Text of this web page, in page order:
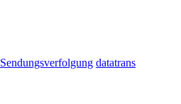
Sendungsverfolgung datatrans